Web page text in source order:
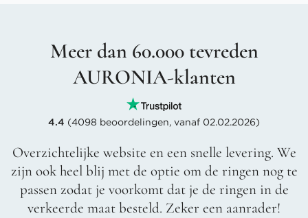
Meer dan 60.000 tevreden
AURONIA-klanten
4.4 (4098 beoordelingen, vanaf 02.02.2026)
Overzichtelijke website en een snelle levering. We
zijn ook heel blij met de optie om de ringen nog te
passen zodat je voorkomt dat je de ringen in de
verkeerde maat besteld. Zeker een aanrader!